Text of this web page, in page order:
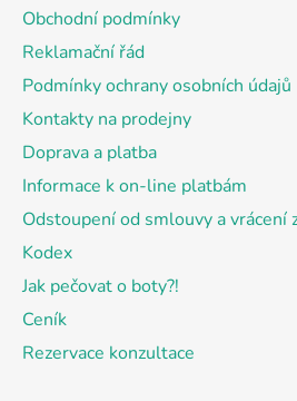
Obchodní podmínky
Reklamační řád
Podmínky ochrany osobních údajů
Kontakty na prodejny
Doprava a platba
Informace k on-line platbám
Odstoupení od smlouvy a vrácení
Kodex
Jak pečovat o boty?!
Ceník
Rezervace konzultace